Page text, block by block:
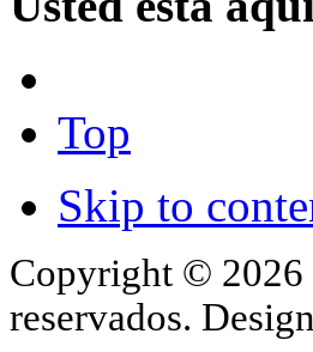
Top
Skip to
Copyright © 2026
reservados.